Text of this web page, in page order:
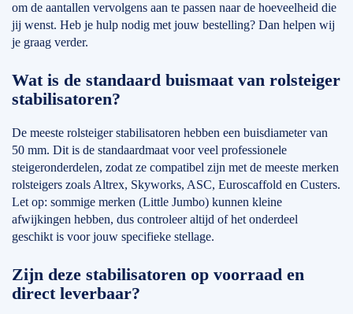
om de aantallen vervolgens aan te passen naar de hoeveelheid die
jij wenst. Heb je hulp nodig met jouw bestelling? Dan helpen wij
je graag verder.
Wat is de standaard buismaat van rolsteiger
stabilisatoren?
De meeste rolsteiger stabilisatoren hebben een buisdiameter van
50 mm. Dit is de standaardmaat voor veel professionele
steigeronderdelen, zodat ze compatibel zijn met de meeste merken
rolsteigers zoals Altrex, Skyworks, ASC, Euroscaffold en Custers.
Let op: sommige merken (Little Jumbo) kunnen kleine
afwijkingen hebben, dus controleer altijd of het onderdeel
geschikt is voor jouw specifieke stellage.
Zijn deze stabilisatoren op voorraad en
direct leverbaar?